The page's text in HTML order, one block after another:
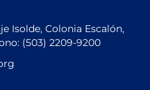
Isolde, Colonia Escalón,
(503) 2209-9200